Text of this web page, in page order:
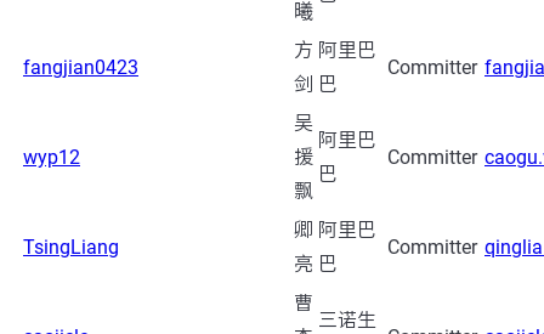
曦
fangjian0423
方
剑
阿里巴
巴
Committer
wyp12
吴
援
飘
阿里巴
巴
Committer
TsingLiang
卿
亮
阿里巴
巴
Committer
曹
三诺生